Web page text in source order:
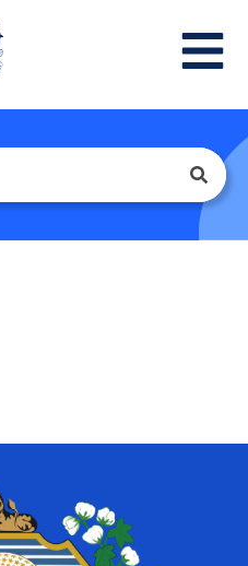
ferramentas